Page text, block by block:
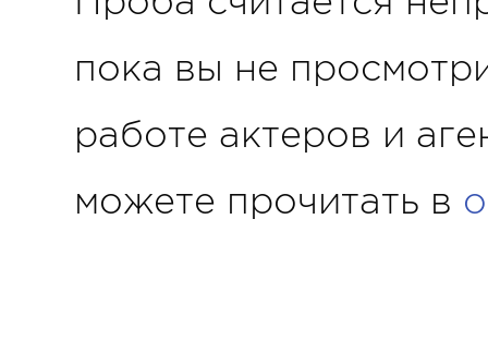
пока вы не
работе актеров и
можете прочитать в